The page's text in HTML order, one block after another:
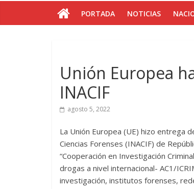
PORTADA NOTICIAS
Unión Europea
INACIF
agosto 5, 2022
La Unión Europea (UE) hizo entrega
Ciencias Forenses (INACIF) de
“Cooperación en Investigación
drogas a nivel internacional- AC1/
investigación, institutos forenses,